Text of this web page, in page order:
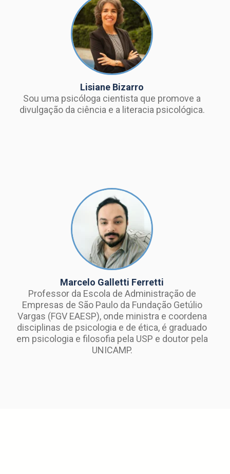
Lisiane Bizarro
Sou uma psicóloga cientista que promove a
divulgação da ciência e a literacia psicológica.
Marcelo Galletti Ferretti
Professor da Escola de Administração de
Empresas de São Paulo da Fundação Getúlio
Vargas (FGV EAESP), onde ministra e coordena
disciplinas de psicologia e de ética, é graduado
em psicologia e filosofia pela USP e doutor pela
UNICAMP.